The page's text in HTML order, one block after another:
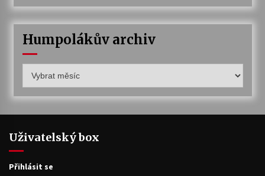
Humpolákův archiv
archiv
Uživatelský box
Přihlásit se